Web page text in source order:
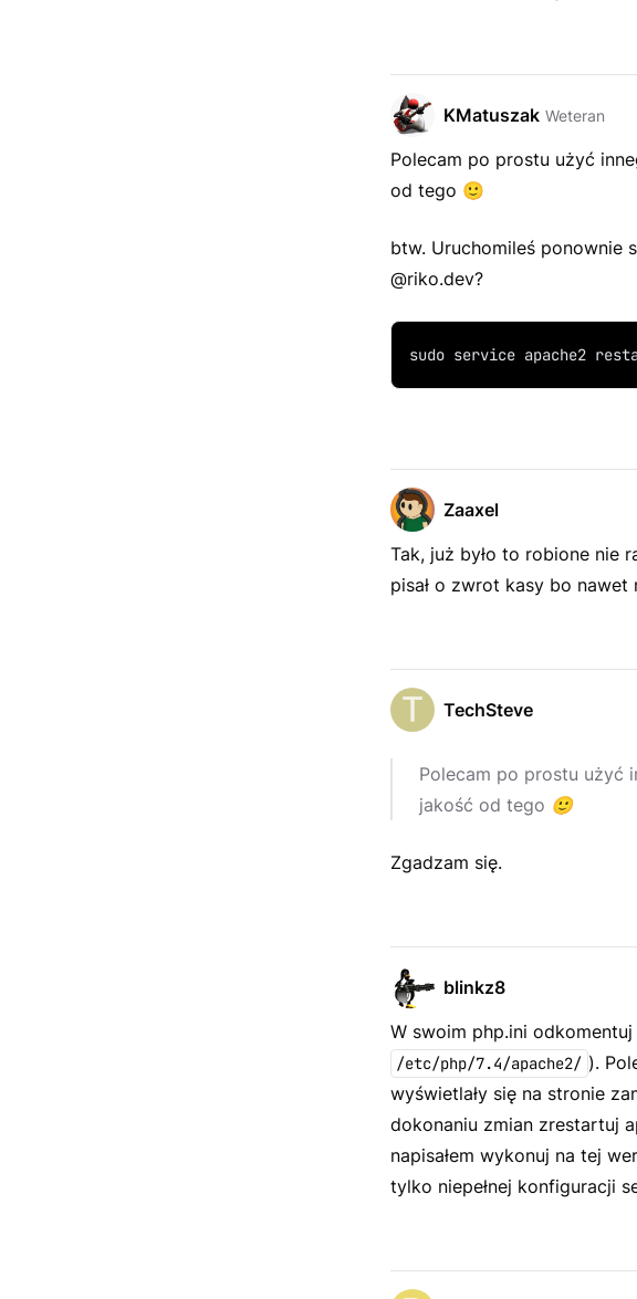
KMatuszak Weteran
Polecam po prostu użyć
od tego 🙂
btw. Uruchomileś ponownie
@riko.dev?
sudo service apache2
Zaaxel
Tak, już było to robione nie
pisał o zwrot kasy bo nawet
TechSteve
Polecam po prostu użyć
jakość od tego 🙂
Zgadzam się.
blinkz8
W swoim php.ini odkomentuj
/etc/php/7.4/apache2/ ).
wyświetlały się na stronie
dokonaniu zmian zrestartuj
napisałem wykonuj na tej
tylko niepełnej konfiguracji